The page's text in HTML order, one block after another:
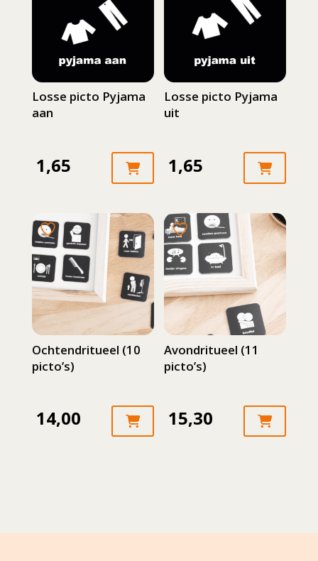
Losse picto Pyjama
aan
1,65
Losse picto Pyjama
uit
1,65
Ochtendritueel (10
picto’s)
14,00
Avondritueel (11
picto’s)
15,30